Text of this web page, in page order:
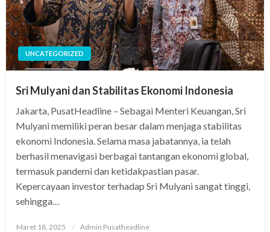
UNCATEGORIZED
Sri Mulyani dan Stabilitas Ekonomi Indonesia
Jakarta, PusatHeadline – Sebagai Menteri Keuangan, Sri
Mulyani memiliki peran besar dalam menjaga stabilitas
ekonomi Indonesia. Selama masa jabatannya, ia telah
berhasil menavigasi berbagai tantangan ekonomi global,
termasuk pandemi dan ketidakpastian pasar.
Kepercayaan investor terhadap Sri Mulyani sangat tinggi,
sehingga…
Posted
Maret 18, 2025 Admin Pusatheadline